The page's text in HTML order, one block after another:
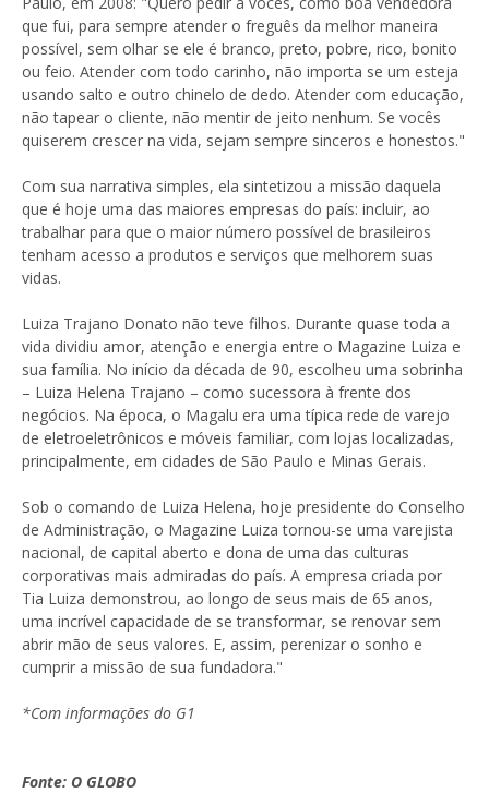
que fui, para sempre atender o freguês da melhor maneira
possível, sem olhar se ele é branco, preto, pobre, rico, bonito
ou feio. Atender com todo carinho, não importa se um esteja
usando salto e outro chinelo de dedo. Atender com educação,
não tapear o cliente, não mentir de jeito nenhum. Se vocês
quiserem crescer na vida, sejam sempre sinceros e honestos."
Com sua narrativa simples, ela sintetizou a missão daquela
que é hoje uma das maiores empresas do país: incluir, ao
trabalhar para que o maior número possível de brasileiros
tenham acesso a produtos e serviços que melhorem suas
vidas.
Luiza Trajano Donato não teve filhos. Durante quase toda a
vida dividiu amor, atenção e energia entre o Magazine Luiza e
sua família. No início da década de 90, escolheu uma sobrinha
– Luiza Helena Trajano – como sucessora à frente dos
negócios. Na época, o Magalu era uma típica rede de varejo
de eletroeletrônicos e móveis familiar, com lojas localizadas,
principalmente, em cidades de São Paulo e Minas Gerais.
Sob o comando de Luiza Helena, hoje presidente do Conselho
de Administração, o Magazine Luiza tornou-se uma varejista
nacional, de capital aberto e dona de uma das culturas
corporativas mais admiradas do país. A empresa criada por
Tia Luiza demonstrou, ao longo de seus mais de 65 anos,
uma incrível capacidade de se transformar, se renovar sem
abrir mão de seus valores. E, assim, perenizar o sonho e
cumprir a missão de sua fundadora."
*Com informações do G1
Fonte: O GLOBO